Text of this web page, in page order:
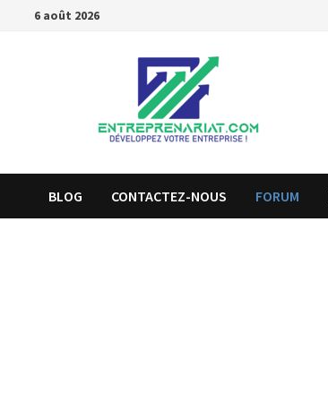
6 août 2026
BLOG CONTACTEZ-NOUS FORUM